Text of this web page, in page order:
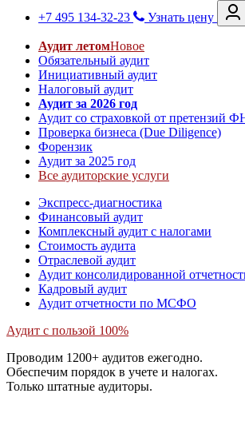
+7 495 134-32-23
Узнать цену
Аудит летомНовое
Обязательный аудит
Инициативный аудит
Налоговый аудит
Аудит за 2026 год
Аудит со страховкой от претензий
Проверка бизнеса (Due Diligence)
Форензик
Аудит за 2025 год
Все аудиторские услуги
Экспресс-диагностика
Финансовый аудит
Комплексный аудит с налогами
Стоимость аудита
Отраслевой аудит
Аудит консолидированной
Кадровый аудит
Аудит отчетности по МСФО
Аудит с пользой 100%
Проводим 1200+ аудитов ежегодно.
Обеспечим порядок в учете и налогах.
Только штатные аудиторы.